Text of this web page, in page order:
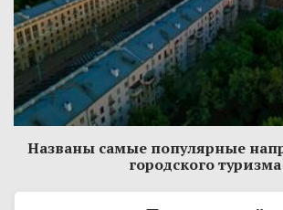
Названы самые популярные
городского туризма